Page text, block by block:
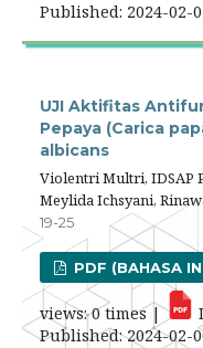
Published: 2024-02-
UJI Aktifitas
Pepaya (Carica
albicans
Violentri Multri, IDSAP
Meylida Ichsyani,
19-25
PDF (BAHASA
views: 0 times |
Published: 2024-02-